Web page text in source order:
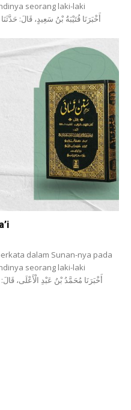
seorang laki-laki
dalam Sunan-nya pada
seorang laki-laki